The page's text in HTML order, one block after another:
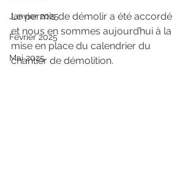
Janvier 2025
Février 2025
Mai 2025
Le permis de démolir a été accordé
et nous en sommes aujourd’hui à la
mise en place du calendrier du
chantier de démolition.